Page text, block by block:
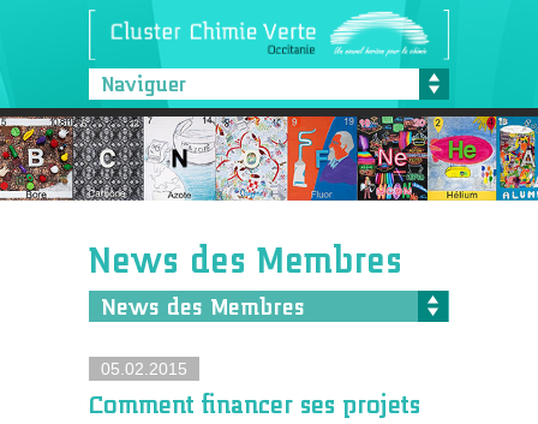
Naviguer
News des Membres
News des Membres
05.02.2015
Comment financer ses projets